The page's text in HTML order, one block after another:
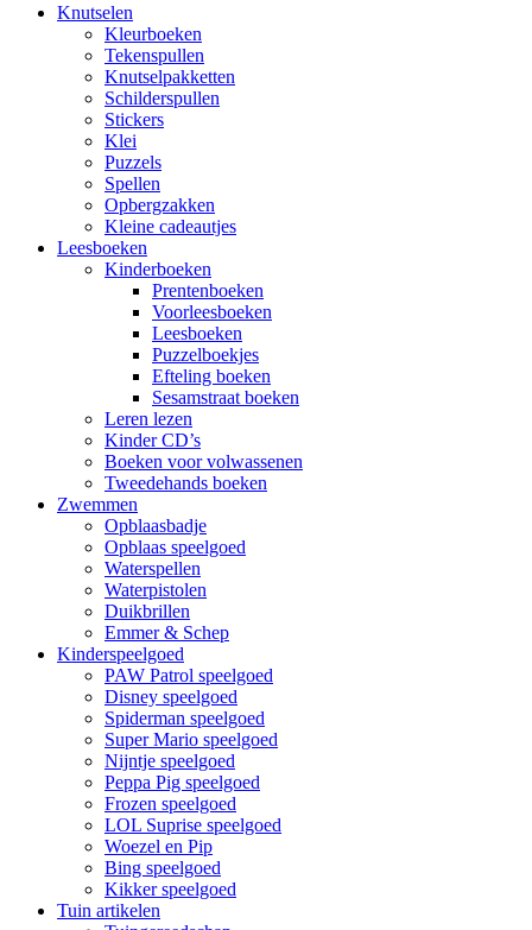
Knutselen
Kleurboeken
Tekenspullen
Knutselpakketten
Schilderspullen
Stickers
Klei
Puzzels
Spellen
Opbergzakken
Kleine cadeautjes
Leesboeken
Kinderboeken
Prentenboeken
Voorleesboeken
Leesboeken
Puzzelboekjes
Efteling boeken
Sesamstraat boeken
Leren lezen
Kinder CD’s
Boeken voor volwassenen
Tweedehands boeken
Zwemmen
Opblaasbadje
Opblaas speelgoed
Waterspellen
Waterpistolen
Duikbrillen
Emmer & Schep
Kinderspeelgoed
PAW Patrol speelgoed
Disney speelgoed
Spiderman speelgoed
Super Mario speelgoed
Nijntje speelgoed
Peppa Pig speelgoed
Frozen speelgoed
LOL Suprise speelgoed
Woezel en Pip
Bing speelgoed
Kikker speelgoed
Tuin artikelen